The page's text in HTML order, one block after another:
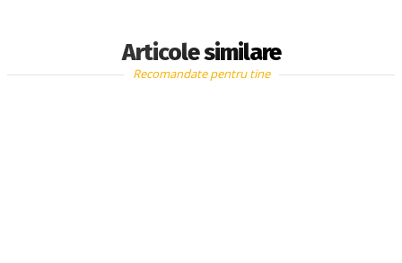
Articole similare
Recomandate pentru tine